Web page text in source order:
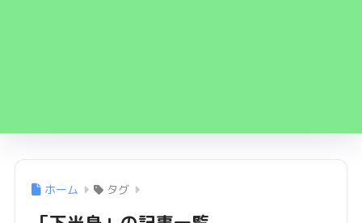
ホーム タグ